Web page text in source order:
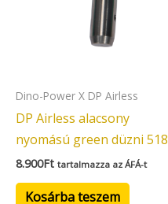
Dino-Power X DP Airless
DP Airless alacsony
nyomású green düzni 518
8.900Ft tartalmazza az ÁFÁ-t
Kosárba teszem